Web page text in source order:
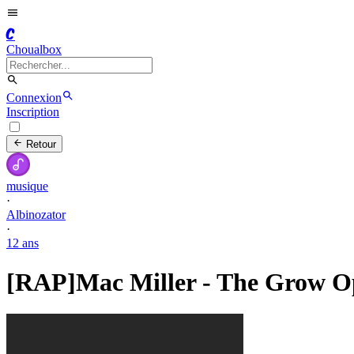
C
Choualbox
Connexion
Inscription
Retour
musique
·
Albinozator
·
12 ans
[RAP]Mac Miller - The Grow